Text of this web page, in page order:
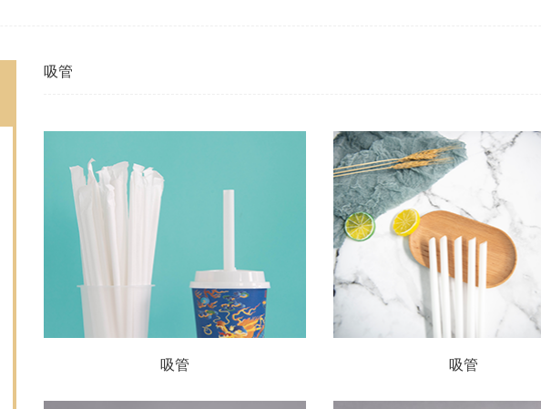
吸管
吸管 吸管